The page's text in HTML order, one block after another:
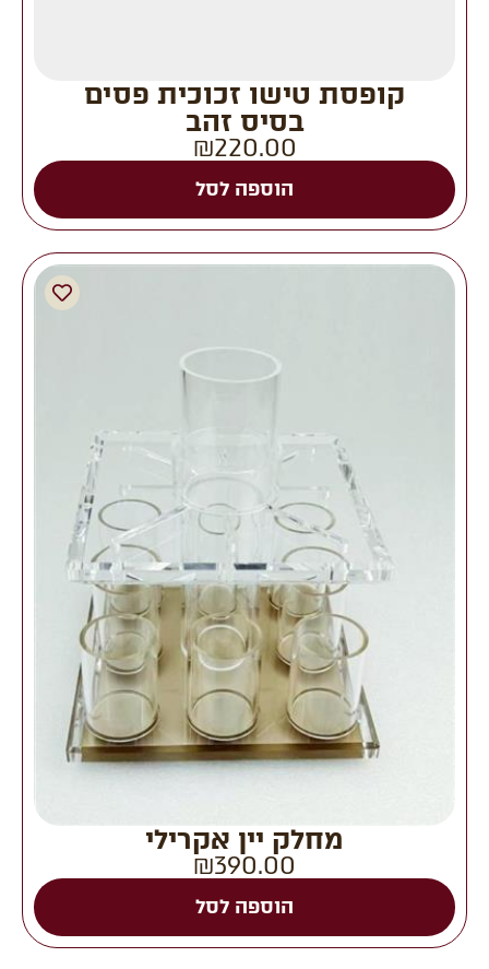
קופסת טישו זכוכית פסים
בסיס זהב
₪220.00
הוספה לסל
מחלק יין אקרילי
₪390.00
הוספה לסל